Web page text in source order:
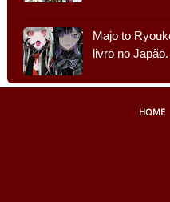
Majo to
livro no
HOME